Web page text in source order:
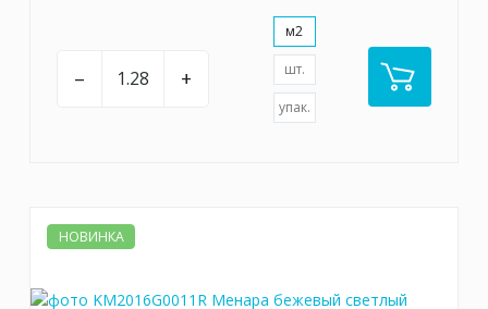
– +
м2
шт.
упак.
НОВИНКА